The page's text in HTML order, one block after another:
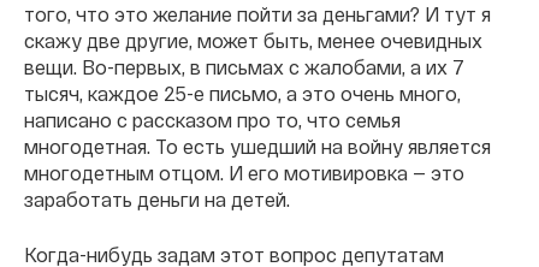
того, что это желание пойти за деньгами? И тут я
скажу две другие, может быть, менее очевидных
вещи. Во-первых, в письмах с жалобами, а их 7
тысяч, каждое 25-е письмо, а это очень много,
написано с рассказом про то, что семья
многодетная. То есть ушедший на войну является
многодетным отцом. И его мотивировка — это
заработать деньги на детей.
Когда-нибудь задам этот вопрос депутатам